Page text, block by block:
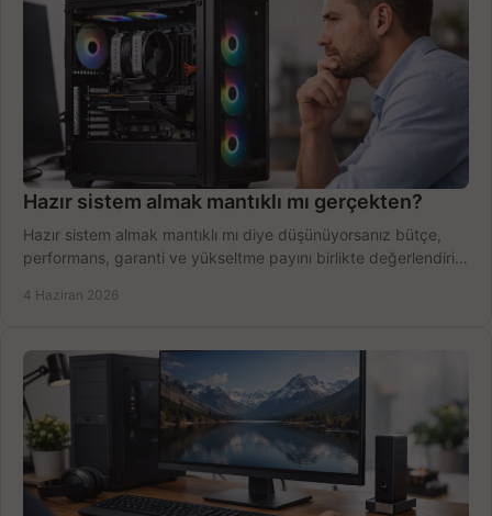
Hazır sistem almak mantıklı mı gerçekten?
Hazır sistem almak mantıklı mı diye düşünüyorsanız bütçe,
performans, garanti ve yükseltme payını birlikte değerlendirin,
4 Haziran 2026